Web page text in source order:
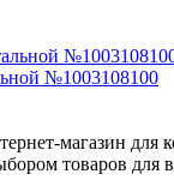
№1003108100
магазин для
товаров для